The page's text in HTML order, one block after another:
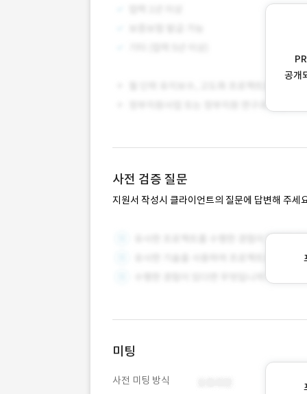
공개
사전 검증 질문
지원서 작성시 클라이언트의 질문에 답변해 주세
미팅
사전 미팅 방식